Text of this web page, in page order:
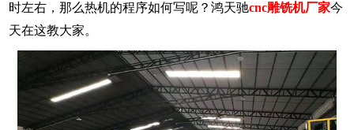
时左右，那么热机的程序如何写呢？鸿天驰cnc雕铣机厂家今
天在这教大家。